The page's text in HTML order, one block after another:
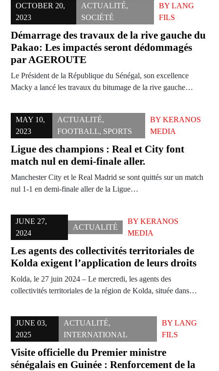
OCTOBER 20,
2023
ACTUALITÉ,
SOCIÉTÉ
BYLANG
FILS
Démarrage des travaux de la rive gauche du
Pakao: Les impactés seront dédommagés
par AGEROUTE
Le Président de la République du Sénégal, son excellence
Macky a lancé les travaux du bitumage de la rive gauche…
MAY 10,
2023
ACTUALITÉ,
FOOTBALL, SPORTS
BYKERANOS
MEDIA
Ligue des champions : Real et City font
match nul en demi-finale aller.
Manchester City et le Real Madrid se sont quittés sur un match
nul 1-1 en demi-finale aller de la Ligue…
JUNE 27,
2024
ACTUALITÉ
BY KERANOS
MEDIA
Les agents des collectivités territoriales de
Kolda exigent l’application de leurs droits
Kolda, le 27 juin 2024 – Le mercredi, les agents des
collectivités territoriales de la région de Kolda, située dans…
JUNE 03,
2025
ACTUALITÉ,
INTERNATIONAL
BY LANG
FILS
Visite officielle du Premier ministre
sénégalais en Guinée : Renforcement de la